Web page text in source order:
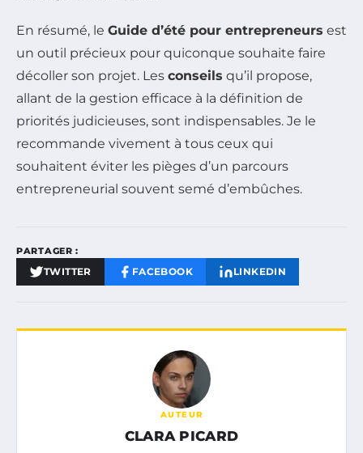
En résumé, le Guide d’été pour entrepreneurs est
un outil précieux pour quiconque souhaite faire
décoller son projet. Les conseils qu’il propose,
allant de la gestion efficace à la définition de
priorités judicieuses, sont indispensables. Je le
recommande vivement à tous ceux qui
souhaitent éviter les pièges d’un parcours
entrepreneurial souvent semé d’embûches.
PARTAGER :
TWITTER FACEBOOK LINKEDIN
AUTEUR
CLARA PICARD